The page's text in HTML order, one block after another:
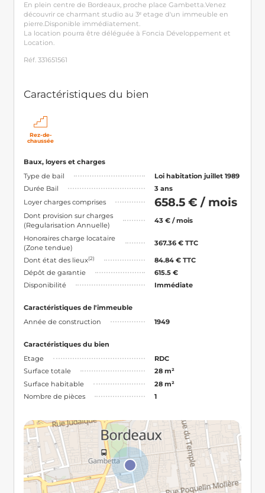
En plein centre de Bordeaux, proche place Gambetta.Venez
découvrir ce charmant studio au 3ᵉ etage d'un immeuble en
pierre.Disponible immédiatement.
La location pourra être déléguée à Foncia Développement et
Location.
Réf. 331651561
Caractéristiques du bien
Rez-de-
chaussée
Baux, loyers et charges
Type de bail
Loi habitation juillet 1989
Durée Bail
3 ans
Loyer charges comprises
658.5 € / mois
Dont provision sur charges
(Regularisation Annuelle)
43 € / mois
Honoraires charge locataire
(Zone tendue)
367.36 € TTC
Dont état des lieux(2)
84.84 € TTC
Dépôt de garantie
615.5 €
Disponibilité
Immédiate
Caractéristiques de l'immeuble
Année de construction
1949
Caractéristiques du bien
Etage
RDC
Surface totale
28 m²
Surface habitable
28 m²
Nombre de pièces
1